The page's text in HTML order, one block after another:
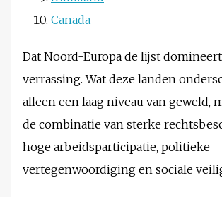
Canada
Dat Noord-Europa de lijst
verrassing. Wat deze landen
alleen een laag niveau van geweld,
de combinatie van sterke
hoge arbeidsparticipatie, politieke
vertegenwoordiging en sociale